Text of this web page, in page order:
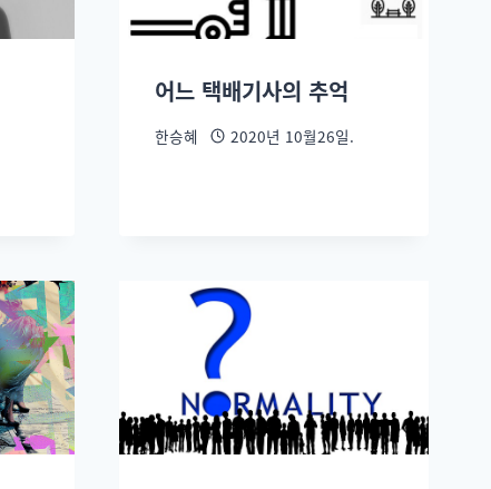
어느 택배기사의 추억
한승혜 2020년 10월26일.